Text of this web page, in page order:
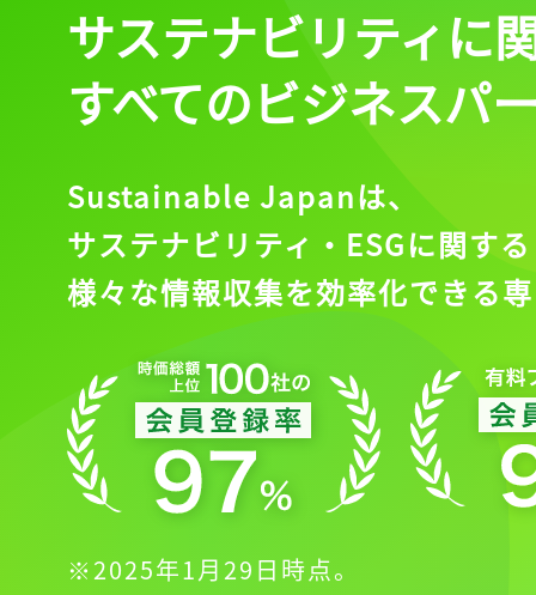
サステナビリティに
すべてのビジネスパ
Sustainable Japanは、
サステナビリティ・ESGに関する
様々な情報収集を効率化できる
※2025年1月29日時点。